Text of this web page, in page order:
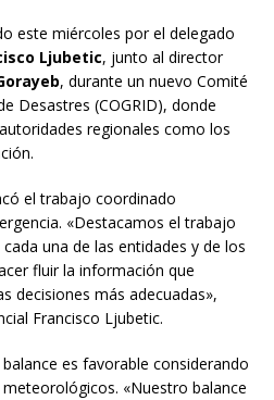
este miércoles por el delegado
Ljubetic, junto al director
, durante un nuevo Comité
Desastres (COGRID), donde
regionales como los
el trabajo coordinado
«Destacamos el trabajo
una de las entidades y de los
fluir la información que
decisiones más adecuadas»,
Francisco Ljubetic.
es favorable considerando
«Nuestro balance